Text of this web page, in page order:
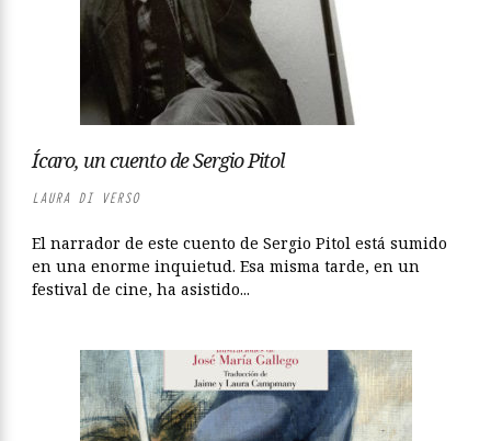
Ícaro, un cuento de Sergio Pitol
LAURA DI VERSO
El narrador de este cuento de Sergio Pitol está sumido
en una enorme inquietud. Esa misma tarde, en un
festival de cine, ha asistido...